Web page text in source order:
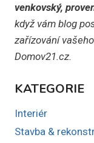
venkovský,
když vám blog
zařízování
Domov21.cz.
KATEGORIE
Interiér
Stavba &